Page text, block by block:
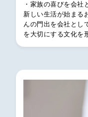
・家族の喜びを会社
新しい生活が始まる
んの門出を会社とし
を大切にする文化を